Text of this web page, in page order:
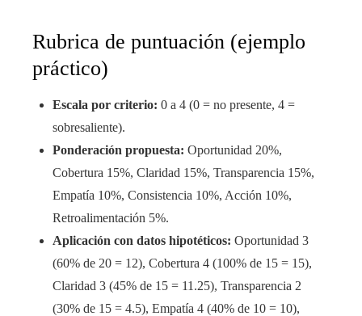
Rubrica de puntuación (ejemplo
práctico)
Escala por criterio: 0 a 4 (0 = no presente, 4 =
sobresaliente).
Ponderación propuesta: Oportunidad 20%,
Cobertura 15%, Claridad 15%, Transparencia 15%,
Empatía 10%, Consistencia 10%, Acción 10%,
Retroalimentación 5%.
Aplicación con datos hipotéticos: Oportunidad 3
(60% de 20 = 12), Cobertura 4 (100% de 15 = 15),
Claridad 3 (45% de 15 = 11.25), Transparencia 2
(30% de 15 = 4.5), Empatía 4 (40% de 10 = 10),